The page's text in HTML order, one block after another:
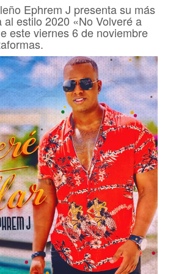
Ephrem J presenta su más
al estilo 2020 «No Volveré a
este viernes 6 de noviembre